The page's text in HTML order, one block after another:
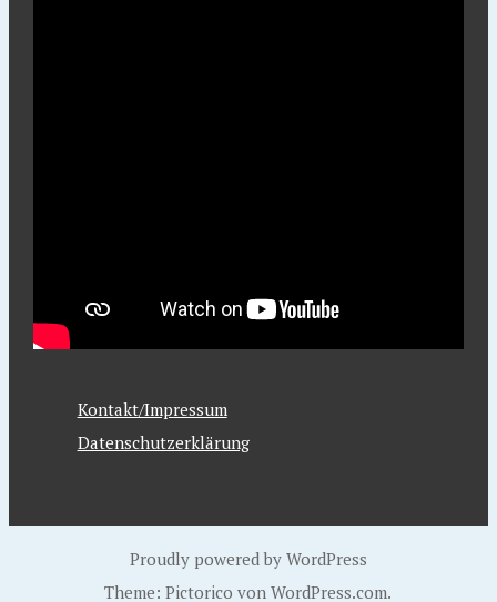
Kontakt/Impressum
Datenschutzerklärung
Proudly powered by WordPress
Theme: Pictorico vonWordPress.com.